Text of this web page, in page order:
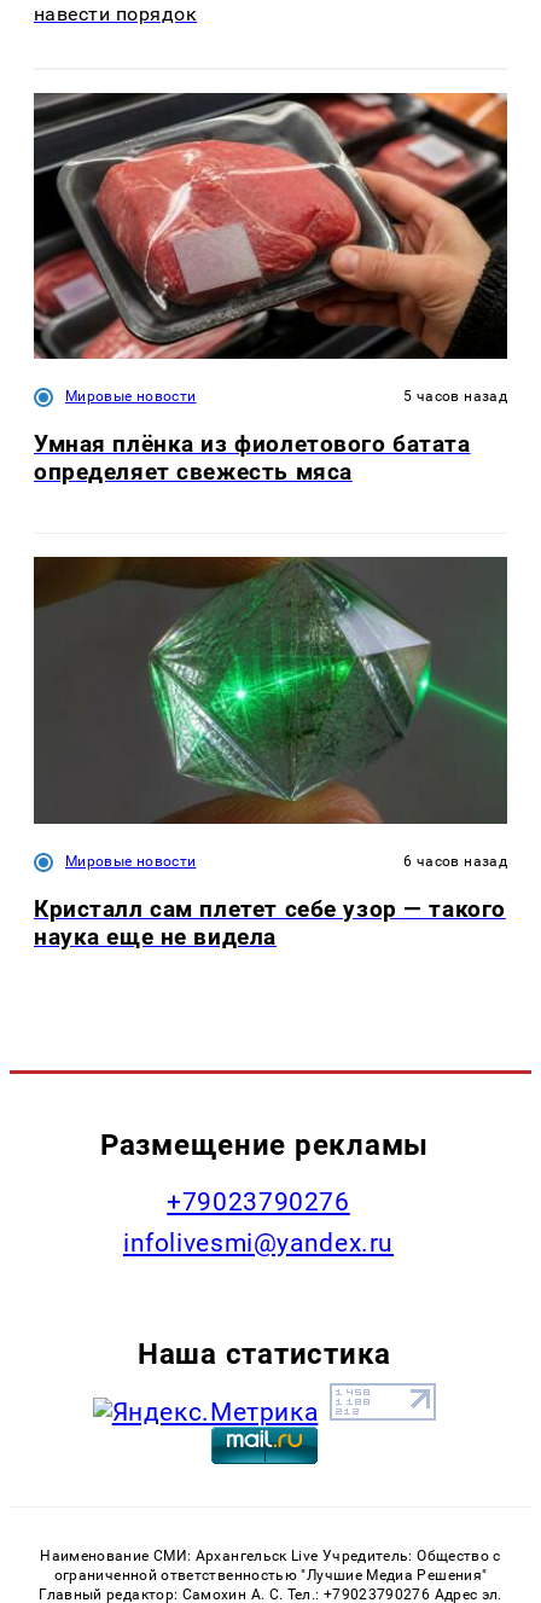
навести порядок
Мировые новости 5 часов назад
Умная плёнка из фиолетового батата
определяет свежесть мяса
Мировые новости 6 часов назад
Кристалл сам плетет себе узор — такого
наука еще не видела
Размещение рекламы
+79023790276
infolivesmi@yandex.ru
Наша статистика
Наименование СМИ: Архангельск Live Учредитель: Общество с
ограниченной ответственностью "Лучшие Медиа Решения"
Главный редактор: Самохин А. С. Тел.: +79023790276 Адрес эл.